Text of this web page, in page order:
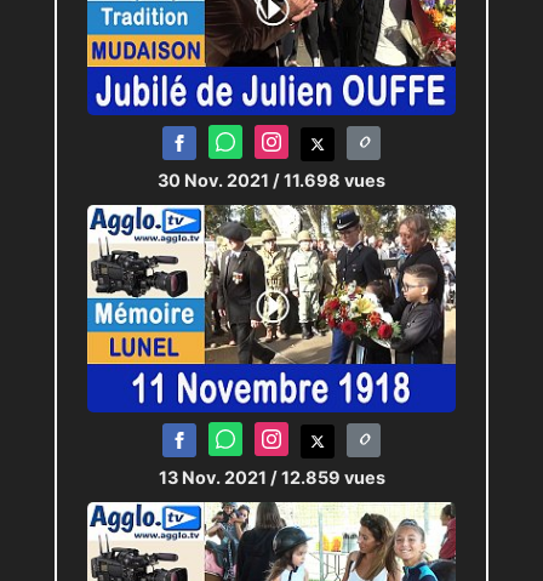
30 Nov. 2021 / 11.698 vues
13 Nov. 2021 / 12.859 vues